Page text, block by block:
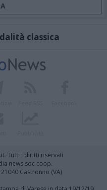
classica
Tutti i diritti riservati
news soc coop.
Castronno (VA)